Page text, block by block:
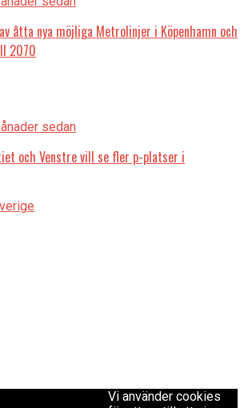
åtta nya möjliga Metrolinjer i Köpenhamn och
2070
sedan
och Venstre vill se fler p-platser i
Vi använder cookies